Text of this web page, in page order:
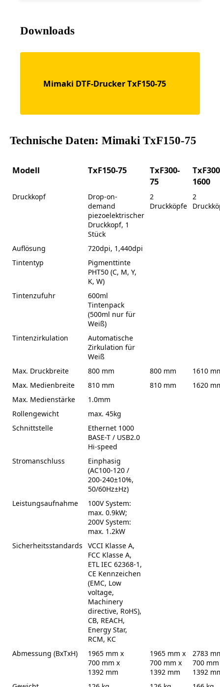
Downloads
Mimaki DTF-Drucker TxF150-75
Technische Daten: Mimaki TxF150-75
Modell TxF150-75
TxF300-
75
1600
Druckkopf
Drop-on-
demand
piezoelektrischer
Druckkopf, 1
Stück
2
Druckköpfe
2
Auflösung
720dpi, 1,440dpi
Tintentyp
Pigmenttinte
PHT50 (C, M, Y,
K, W)
Tintenzufuhr
600ml
Tintenpack
(500ml nur für
Weiß)
Tintenzirkulation
Automatische
Zirkulation für
Weiß
Max. Druckbreite
800 mm 800 mm
1610
Max. Medienbreite
810 mm 810 mm
1620
Max. Medienstärke
1.0mm
Rollengewicht
max. 45kg
Schnittstelle
Ethernet 1000
BASE-T / USB2.0
Hi-speed
Stromanschluss
Einphasig
(AC100-120 /
200-240±10%,
50/60Hz±Hz)
Leistungsaufnahme
100V System:
max. 0.9kW;
200V System:
max. 1.2kW
Sicherheitsstandards
VCCI Klasse A,
FCC Klasse A,
ETL IEC 62368-1,
CE Kennzeichen
(EMC, Low
voltage,
Machinery
directive, RoHS),
CB, REACH,
Energy Star,
RCM, KC
Abmessung (BxTxH)
1965 mm x
700 mm x
1392 mm
1965 mm x
700 mm x
1392 mm
2783
700
1392